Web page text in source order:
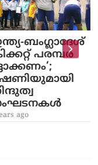
ബംഗ്ലാദേശ്
പരമ്പര
ago